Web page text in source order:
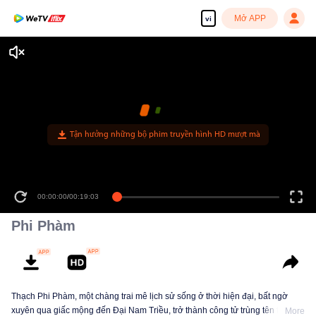
vi Mở APP
Tận hưởng những bộ phim truyền hình HD mượt mà
00:00:00/00:19:03
Phi Phàm
Thạch Phi Phàm, một chàng trai mê lịch sử sống ở thời hiện đại, bất ngờ
xuyên qua giấc mộng đến Đại Nam Triều, trở thành công tử trùng tên trứMore